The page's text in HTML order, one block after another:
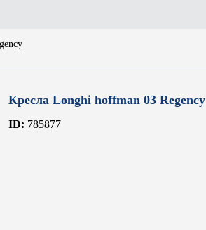
Кресла Longhi hoffman 03 Regency
ID: 785877